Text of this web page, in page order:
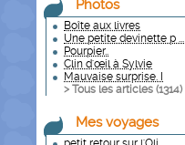
Photos
Boîte aux livres
Une petite devinette p ...
Pourpier..
Clin d'œil à Sylvie
Mauvaise surprise. I
> Tous les articles (1314)
Mes voyages